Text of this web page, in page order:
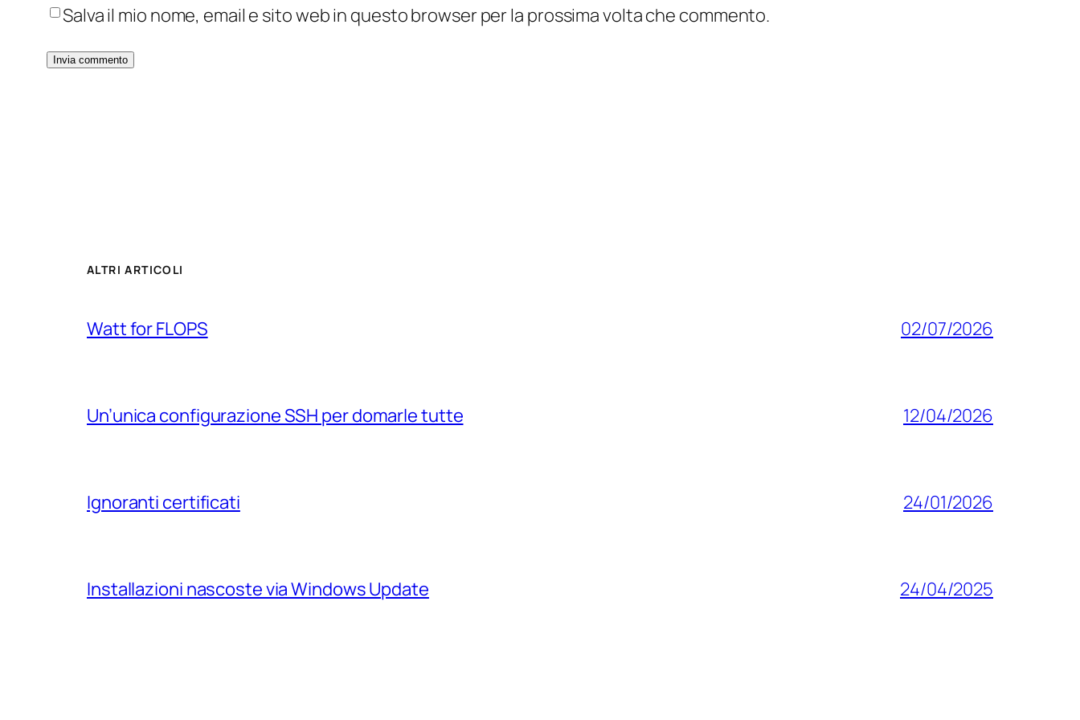
Salva il mio nome, email e sito web in questo browser per la prossima volta che commento.
ALTRI ARTICOLI
Watt for FLOPS 02/07/2026
Un’unica configurazione SSH per domarle tutte 12/04/2026
Ignoranti certificati 24/01/2026
Installazioni nascoste via Windows Update 24/04/2025